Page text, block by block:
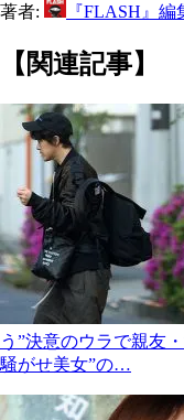
著者: 『FLASH』編
【関連記事】
う”決意のウラで親友
騒がせ美女”の…